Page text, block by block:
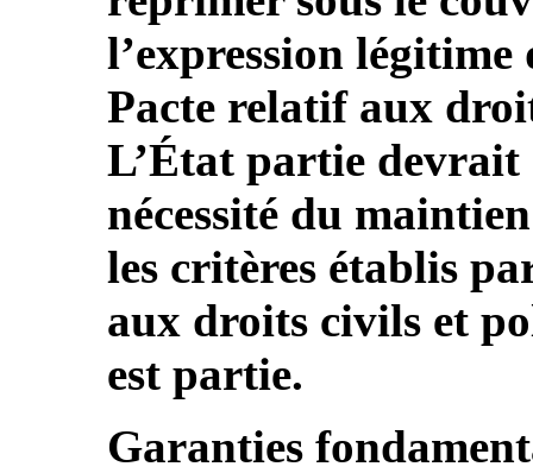
l’expression légitime
Pacte relatif aux
L’État partie devrait
nécessité du
les critères établis
aux droits civils et
est partie.
Garanties